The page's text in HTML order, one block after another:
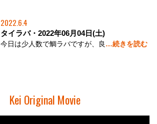
2022.6.4
タイラバ・2022年06月04日(土)
今日は少人数で鯛ラバですが、良…続きを読む
Kei Original Movie